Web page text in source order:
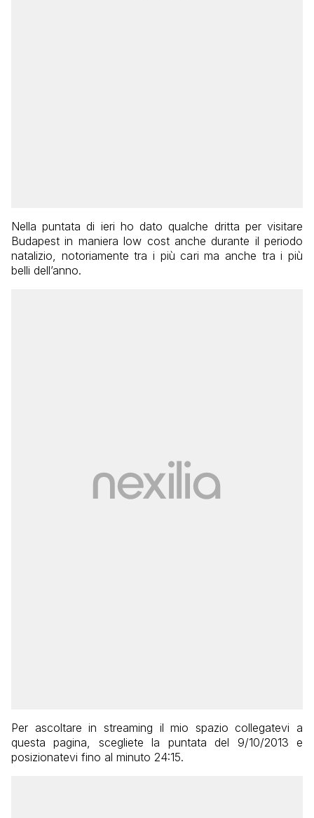
Nella puntata di ieri ho dato qualche dritta per visitare
Budapest in maniera low cost anche durante il periodo
natalizio, notoriamente tra i più cari ma anche tra i più
belli dell’anno.
Per ascoltare in streaming il mio spazio collegatevi a
questa pagina, scegliete la puntata del 9/10/2013 e
posizionatevi fino al minuto 24:15.